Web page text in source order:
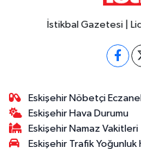
İstikbal Gazetesi |
Eskişehir Nöbetçi
Eskişehir Hava Durumu
Eskişehir Namaz Vakitleri
Eskişehir Trafik Yoğunluk